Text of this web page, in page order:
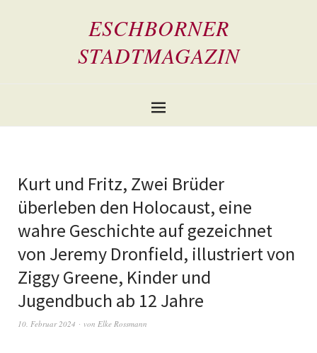
ESCHBORNER
STADTMAGAZIN
Kurt und Fritz, Zwei Brüder
überleben den Holocaust, eine
wahre Geschichte auf gezeichnet
von Jeremy Dronfield, illustriert von
Ziggy Greene, Kinder und
Jugendbuch ab 12 Jahre
10. Februar 2024 von Elke Rossmann